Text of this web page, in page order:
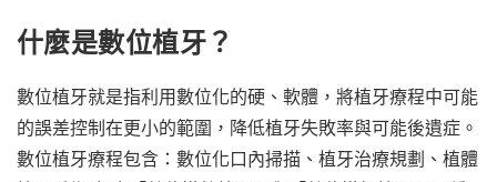
什麼是數位植牙？
數位植牙就是指利用數位化的硬、軟體，將植牙療程中可能
的誤差控制在更小的範圍，降低植牙失敗率與可能後遺症。
數位植牙療程包含：數位化口內掃描、植牙治療規劃、植體